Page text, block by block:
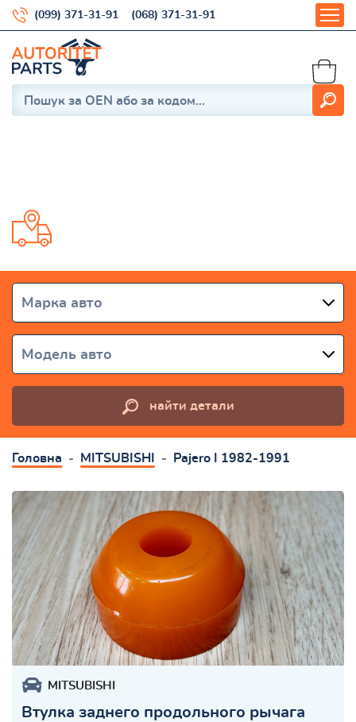
(099) 371-31-91 (068) 371-31-91
Марка авто
Модель авто
найти детали
Головна MITSUBISHI Pajero I 1982-1991
MITSUBISHI
Втулка заднего продольного рычага